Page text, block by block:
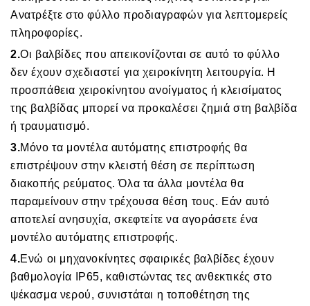
Ανατρέξτε στο φύλλο προδιαγραφών για λεπτομερείς
πληροφορίες.
2.Οι βαλβίδες που απεικονίζονται σε αυτό το φύλλο
δεν έχουν σχεδιαστεί για χειροκίνητη λειτουργία. Η
προσπάθεια χειροκίνητου ανοίγματος ή κλεισίματος
της βαλβίδας μπορεί να προκαλέσει ζημιά στη βαλβίδα
ή τραυματισμό.
3.Μόνο τα μοντέλα αυτόματης επιστροφής θα
επιστρέψουν στην κλειστή θέση σε περίπτωση
διακοπής ρεύματος. Όλα τα άλλα μοντέλα θα
παραμείνουν στην τρέχουσα θέση τους. Εάν αυτό
αποτελεί ανησυχία, σκεφτείτε να αγοράσετε ένα
μοντέλο αυτόματης επιστροφής.
4.Ενώ οι μηχανοκίνητες σφαιρικές βαλβίδες έχουν
βαθμολογία IP65, καθιστώντας τες ανθεκτικές στο
ψέκασμα νερού, συνιστάται η τοποθέτηση της